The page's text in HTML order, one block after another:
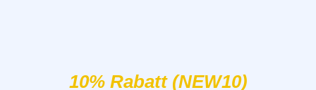
10% Rabatt (NEW10)